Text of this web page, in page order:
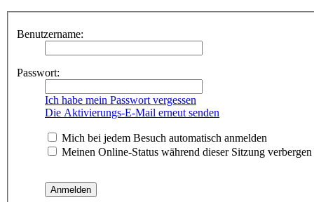
Benutzername:
Passwort:
Ich habe mein Passwort vergessen
Die Aktivierungs-E-Mail erneut senden
Mich bei jedem Besuch automatisch anmelden
Meinen Online-Status während dieser Sitzung verbergen